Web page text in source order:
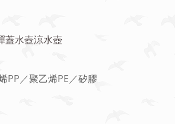
蓋水壺涼水壺
PP／聚乙烯PE／矽膠